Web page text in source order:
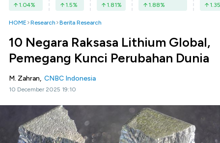
1.04% 1.5% 1.81% 1.88% 1.35
HOME Research Berita Research
10 Negara Raksasa Lithium Global,
Pemegang Kunci Perubahan Dunia
M. Zahran, CNBC Indonesia
10 December 2025 19:10